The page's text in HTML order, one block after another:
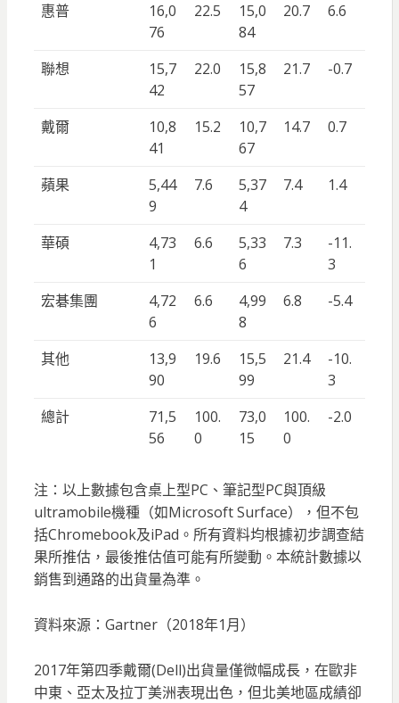
惠普
16,0
76
22.5
15,0
84
20.7 6.6
聯想
15,7
42
22.0
15,8
57
21.7 -0.7
戴爾
10,8
41
15.2
10,7
67
14.7 0.7
蘋果
5,44
9
7.6
5,37
4
7.4 1.4
華碩
4,73
1
6.6
5,33
6
7.3
-11.
3
宏碁集團
4,72
6
6.6
4,99
8
6.8 -5.4
其他
13,9
90
19.6
15,5
99
21.4
-10.
3
總計
71,5
56
100.
0
73,0
15
100.
0
-2.0
注：以上數據包含桌上型PC、筆記型PC與頂級
ultramobile機種（如Microsoft Surface），但不包
括Chromebook及iPad。所有資料均根據初步調查結
果所推估，最後推估值可能有所變動。本統計數據以
銷售到通路的出貨量為準。
資料來源：Gartner（2018年1月）
2017年第四季戴爾(Dell)出貨量僅微幅成長，在歐非
中東、亞太及拉丁美洲表現出色，但北美地區成績卻